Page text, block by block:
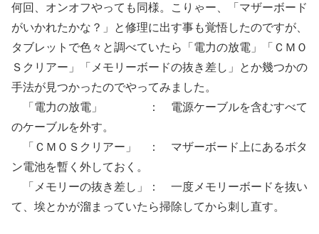
何回、オンオフやっても同様。こりゃー、「マザーボード
がいかれたかな？」と修理に出す事も覚悟したのですが、
タブレットで色々と調べていたら「電力の放電」「ＣＭＯ
Ｓクリアー」「メモリーボードの抜き差し」とか幾つかの
手法が見つかったのでやってみました。
「電力の放電」 ： 電源ケーブルを含むすべて
のケーブルを外す。
「ＣＭＯＳクリアー」 ： マザーボード上にあるボタ
ン電池を暫く外しておく。
「メモリーの抜き差し」： 一度メモリーボードを抜い
て、埃とかが溜まっていたら掃除してから刺し直す。